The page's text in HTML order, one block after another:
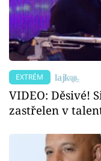
EXTRÉM
VIDEO: Děsivé!
zastřelen v